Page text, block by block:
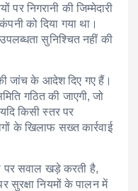
निगरानी की जिम्मेदारी
को दिया गया था।
सुनिश्चित नहीं की
जांच के आदेश दिए गए हैं।
गठित की जाएगी, जो
किसी स्तर पर
के खिलाफ सख्त कार्रवाई
पर सवाल खड़े करती है,
सुरक्षा नियमों के पालन में